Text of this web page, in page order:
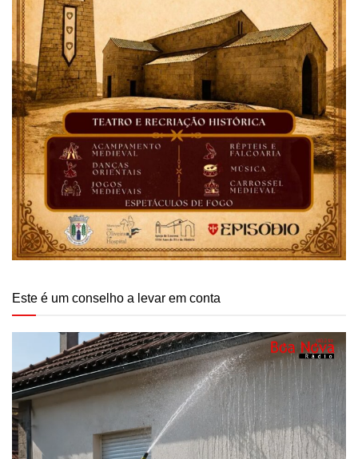
Este é um conselho a levar em conta